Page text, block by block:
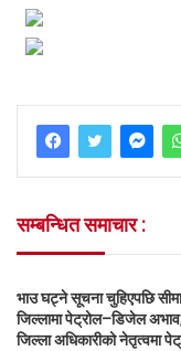
सम्बन्धित समाचार :
भाउ घट्ने सूचना चुहिएपछि
जिल्लामा पेट्रोल–डिजेल
जिल्ला अधिकारीको नेतृत्वमा